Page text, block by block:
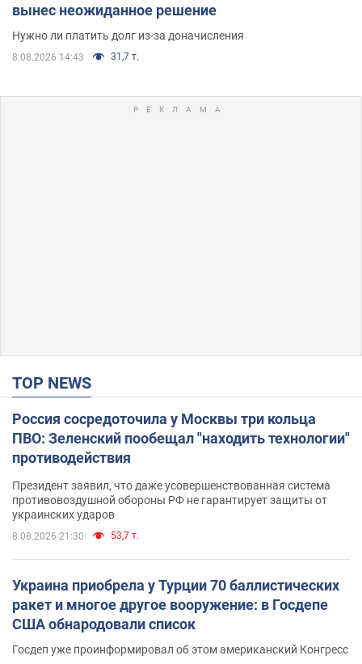
вынес неожиданное решение
Нужно ли платить долг из-за доначисления
8.08.2026 14:43 31,7 т.
TOP NEWS
Россия сосредоточила у Москвы три кольца
ПВО: Зеленский пообещал "находить технологии"
противодействия
Президент заявил, что даже усовершенствованная система
противовоздушной обороны РФ не гарантирует защиты от
украинских ударов
8.08.2026 21:30 53,7 т.
Украина приобрела у Турции 70 баллистических
ракет и многое другое вооружение: в Госдепе
США обнародовали список
Госдеп уже проинформировал об этом американский Конгресс